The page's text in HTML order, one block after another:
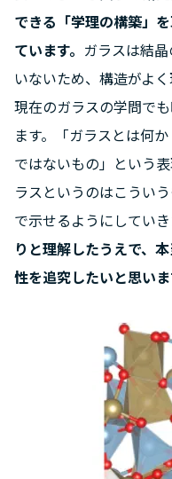
できる「学理の構築」
ています。 ガラスは結
いないため、構造がよ
現在のガラスの学問で
ます。「ガラスとは何
ではないもの」という
ラスというのはこうい
で示せるようにしていき
りと理解したうえで、
性を追究したいと思い